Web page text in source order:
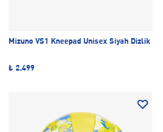
Mizuno VS1 Kneepad Unisex Siyah Dizlik
₺ 2.499